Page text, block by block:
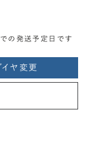
の発送予定日です
イヤ変更